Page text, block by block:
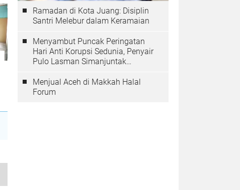
Ramadan di Kota Juang: Disiplin
Santri Melebur dalam Keramaian
Menyambut Puncak Peringatan
Hari Anti Korupsi Sedunia, Penyair
Pulo Lasman Simanjuntak
Korupsi di Indonesia
Menjual Aceh di Makkah Halal
Forum